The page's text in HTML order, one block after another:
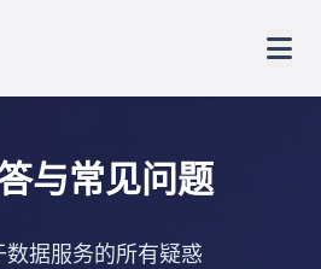
与常见问题
数据服务的所有疑惑